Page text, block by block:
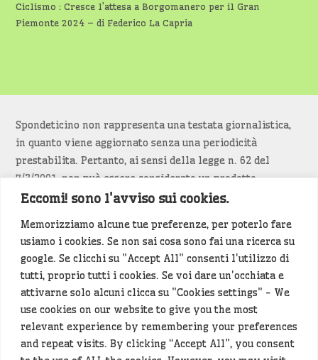
Eccomi! sono l'avviso sui cookies.
Memorizziamo alcune tue preferenze, per poterlo fare
usiamo i cookies. Se non sai cosa sono fai una ricerca su
google. Se clicchi su "Accept All" consenti l'utilizzo di
tutti, proprio tutti i cookies. Se voi dare un'occhiata e
attivarne solo alcuni clicca su "Cookies settings" - We
use cookies on our website to give you the most
relevant experience by remembering your preferences
and repeat visits. By clicking “Accept All”, you consent
Ciclismo : Cresce l’attesa a Borgomanero per il Gran
Piemonte 2024 – di Federico La Capria
Spondeticino non rappresenta una testata giornalistica,
in quanto viene aggiornato senza una periodicità
prestabilita. Pertanto, ai sensi della legge n. 62 del
7/3/2001, non può essere considerato un prodotto
editoriale.
Siamo attenti a non violare copyright e diritti
d’immagine. Se un contenuto è di tua proprietà e vuoi
richiederne la rimozionediccelo(<- clicca per inviarci un
messaggio).
Alcuni articoli sono generati in bozza rielaborando, con
l'intelligenza artificiale generativa, contenuti
provenienti da fonti istituzionali e altri siti di interesse